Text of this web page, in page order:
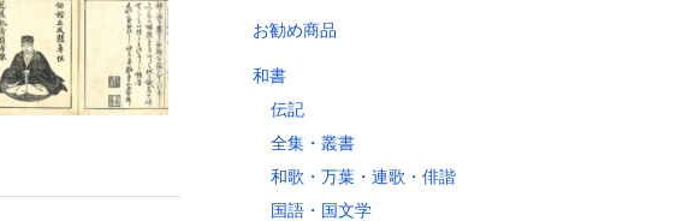
お勧め商品
和書
伝記
全集・叢書
和歌・万葉・連歌・俳諧
国語・国文学